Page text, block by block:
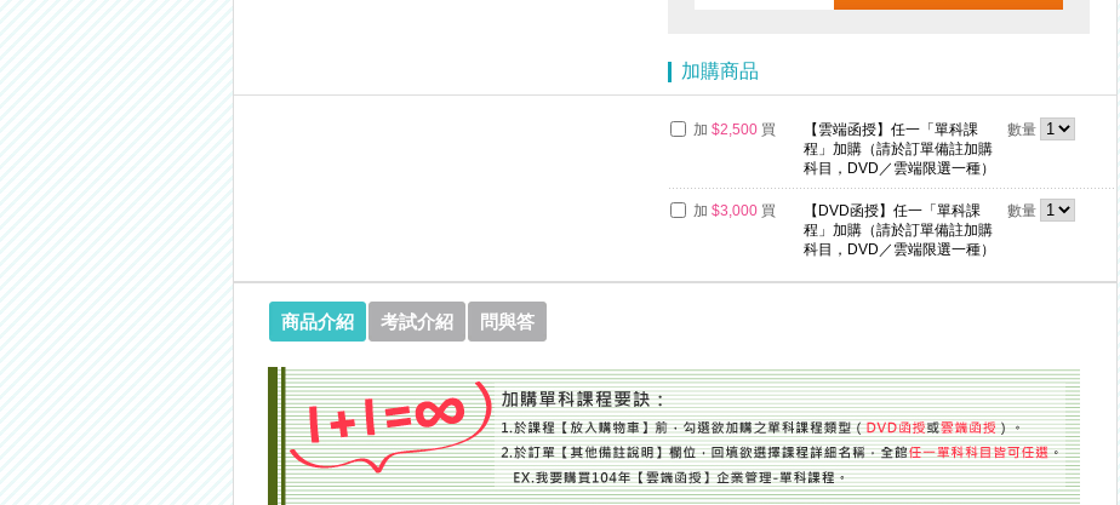
加購商品
加 $2,500 買
【雲端函授】任一「單科課
程」加購（請於訂單備註加購
科目，DVD／雲端限選一種）
數量
加 $3,000 買
【DVD函授】任一「單科課
程」加購（請於訂單備註加購
科目，DVD／雲端限選一種）
數量
商品介紹 考試介紹 問與答